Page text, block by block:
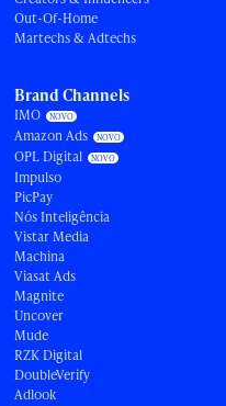
Out-Of-Home
Martechs & Adtechs
Brand Channels
IMO
Amazon Ads
OPL Digital
Impulso
PicPay
Nós Inteligência
Vistar Media
Machina
Viasat Ads
Magnite
Uncover
Mude
RZK Digital
DoubleVerify
Adlook